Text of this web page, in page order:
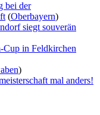
bei der
(Oberbayern)
siegt souverän
Cup in Feldkirchen
)
mal anders!